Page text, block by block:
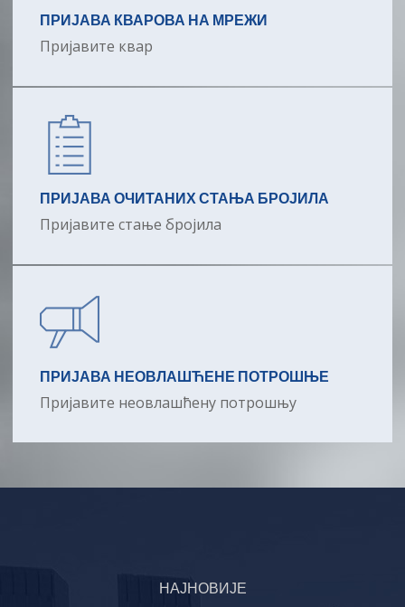
ПРИЈАВА КВАРОВА НА МРЕЖИ
Пријавите квар
ПРИЈАВА ОЧИТАНИХ СТАЊА БРОЈИЛА
Пријавите стање бројила
ПРИЈАВА НЕОВЛАШЋЕНЕ ПОТРОШЊЕ
Пријавите неовлашћену потрошњу
НАЈНОВИЈЕ